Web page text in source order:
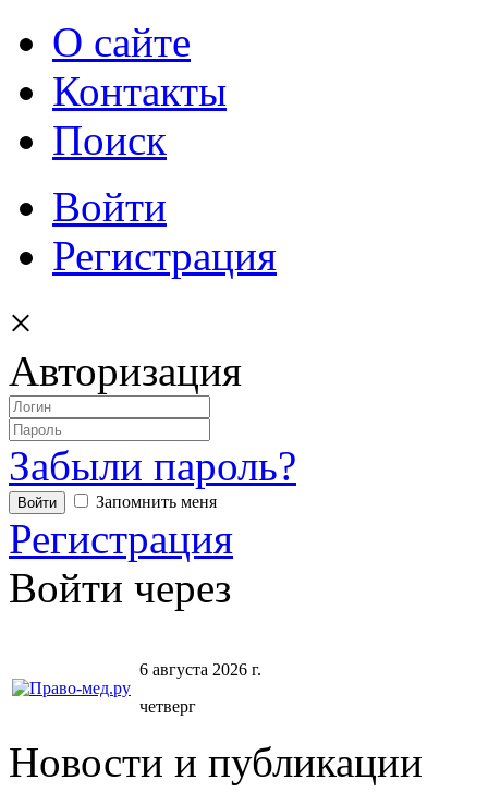
О сайте
Контакты
Поиск
Войти
Регистрация
×
Авторизация
Забыли пароль?
Запомнить меня
Регистрация
Войти через
6 августа 2026 г.
четверг
Новости и публикации